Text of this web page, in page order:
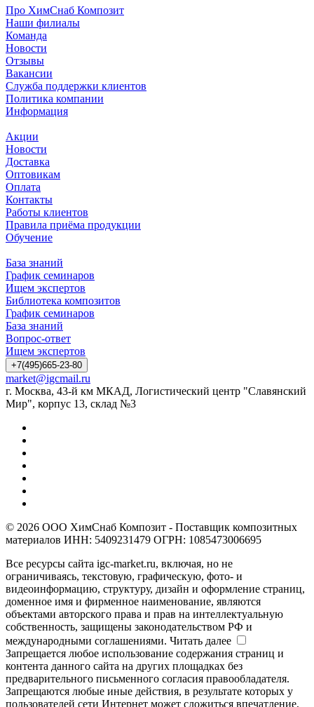
Про ХимСнаб Композит
Наши филиалы
Команда
Новости
Отзывы
Вакансии
Служба поддержки клиентов
Политика компании
Информация
Акции
Новости
Доставка
Оптовикам
Оплата
Контакты
Работы клиентов
Правила приёма продукции
Обучение
База знаний
График семинаров
Ищем экспертов
Библиотека композитов
График семинаров
База знаний
Вопрос-ответ
Ищем экспертов
+7(495)665-23-80
market@igcmail.ru
г. Москва, 43-й км МКАД, Логистический центр "Славянский
Мир", корпус 13, склад №3
© 2026 ООО ХимСнаб Композит - Поставщик композитных
материалов ИНН: 5409231479 ОГРН: 1085473006695
Все ресурсы сайта igc-market.ru, включая, но не
ограничиваясь, текстовую, графическую, фото- и
видеоинформацию, структуру, дизайн и оформление страниц,
доменное имя и фирменное наименование, являются
объектами авторского права и прав на интеллектуальную
собственность, защищены законодательством РФ и
международными соглашениями. Читать далее
Запрещается любое использование содержания страниц и
контента данного сайта на других площадках без
предварительного письменного согласия правообладателя.
Запрещаются любые иные действия, в результате которых у
пользователей сети Интернет может сложиться впечатление,